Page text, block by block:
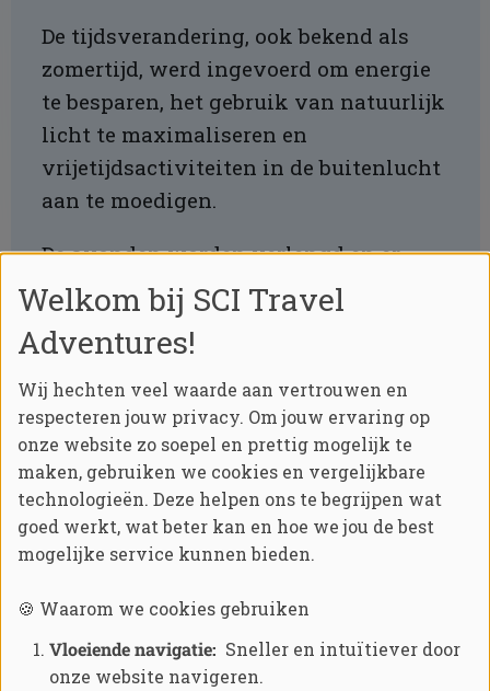
De tijdsverandering, ook bekend als
zomertijd, werd ingevoerd om energie
te besparen, het gebruik van natuurlijk
licht te maximaliseren en
vrijetijdsactiviteiten in de buitenlucht
aan te moedigen.
De avonden worden verlengd en er
wordt gezegd dat het economische
voordelen oplevert.
tijdsverandering. Sommige
deskundigen wijzen op mogelijke
negatieve gezondheidseffecten,
waaronder slaapstoornissen en
aanpassingsproblemen. Daarnaast kan
de tijdsverandering internationaal
zakendoen bemoeilijken, omdat Cuba
kan verschillen van andere landen
wat betreft de tijd van de dag.
Welkom bij SCI Travel
Adventures!
Wij hechten veel waarde aan vertrouwen en
respecteren jouw privacy. Om jouw ervaring op
onze website zo soepel en prettig mogelijk te
maken, gebruiken we cookies en vergelijkbare
technologieën. Deze helpen ons te begrijpen wat
goed werkt, wat beter kan en hoe we jou de best
mogelijke service kunnen bieden.
🍪 Waarom we cookies gebruiken
Vloeiende navigatie: Sneller en intuïtiever door
onze website navigeren.